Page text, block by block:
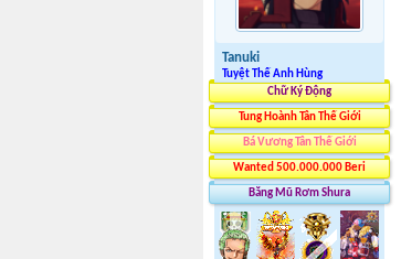
Tanuki
Tuyệt Thế Anh Hùng
Chữ Ký Động
Tung Hoành Tân Thế Giới
Bá Vương Tân Thế Giới
Wanted 500.000.000 Beri
Băng Mũ Rơm Shura